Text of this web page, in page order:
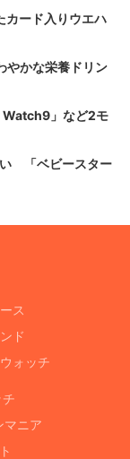
カード入りウエハ
かな栄養ドリン
」など2モ
い 「ベビースター
ス
ド
ォッチ
マニア